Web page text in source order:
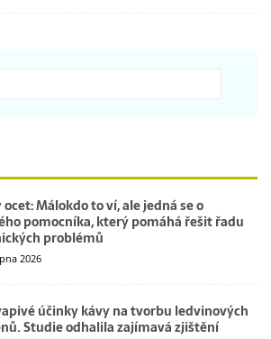
Málokdo to ví, ale jedná se o
pomocníka, který pomáhá řešit řadu
problémů
2026
účinky kávy na tvorbu ledvinových
Studie odhalila zajímavá zjištění